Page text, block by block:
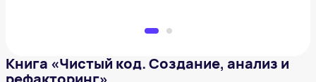
Книга «Чистый код. Создание, анализ и